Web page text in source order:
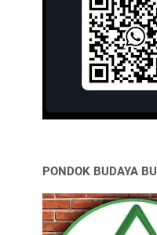
PONDOK BUDAYA